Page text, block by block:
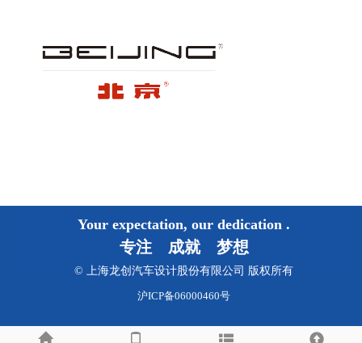
Your expectation, our dedication .
专注 成就 梦想
© 上海龙创汽车设计股份有限公司 版权所有
沪ICP备06000460号